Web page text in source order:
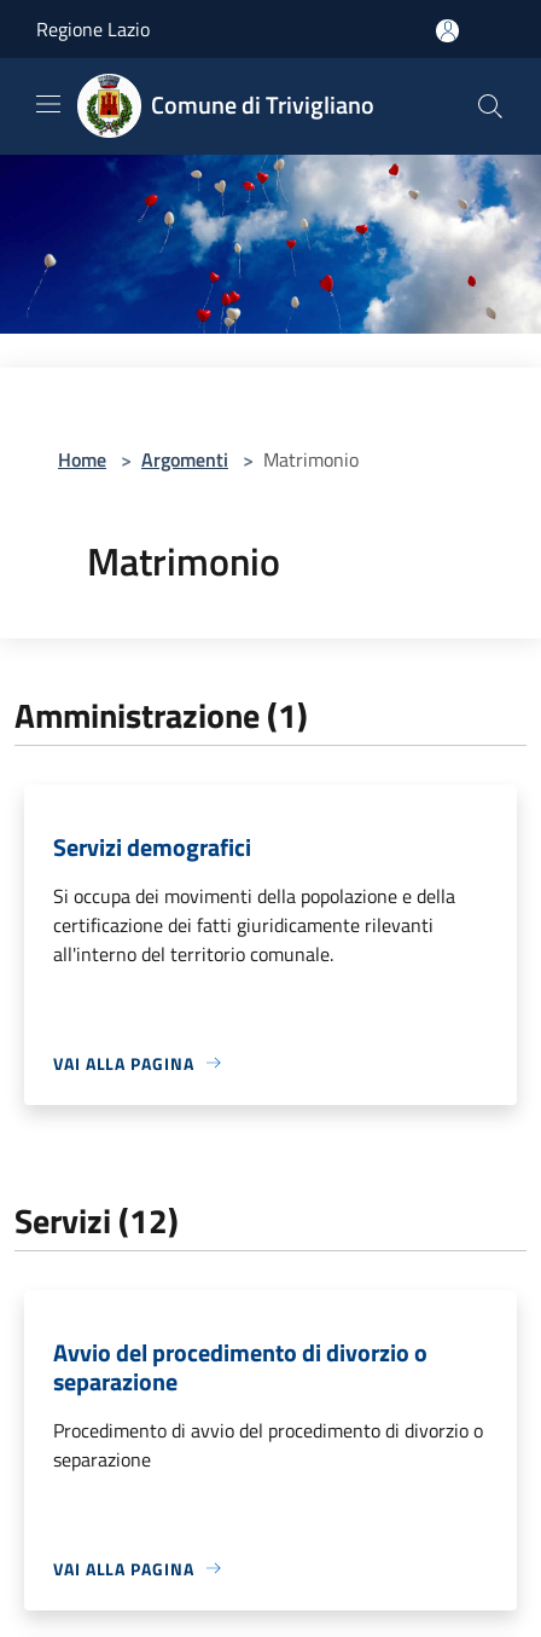
Regione Lazio
Comune di Trivigliano
Home > Argomenti > Matrimonio
Matrimonio
Amministrazione (1)
Servizi demografici
Si occupa dei movimenti della popolazione e della
certificazione dei fatti giuridicamente rilevanti
all'interno del territorio comunale.
VAI ALLA PAGINA
Servizi (12)
Avvio del procedimento di divorzio o
separazione
Procedimento di avvio del procedimento di divorzio o
separazione
VAI ALLA PAGINA